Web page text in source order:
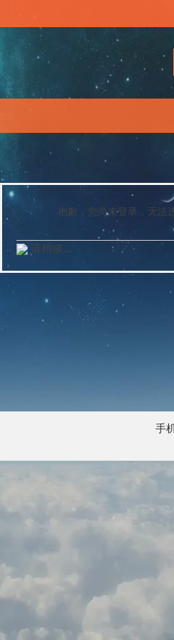
抱歉，您尚未登录，无法
请稍候...
手